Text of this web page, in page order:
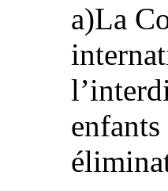
a)La